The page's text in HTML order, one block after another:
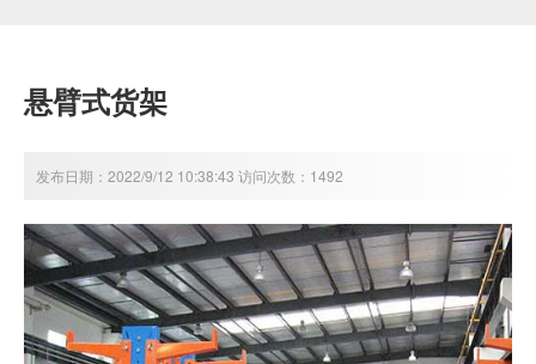
悬臂式货架
发布日期：2022/9/12 10:38:43 访问次数：1492